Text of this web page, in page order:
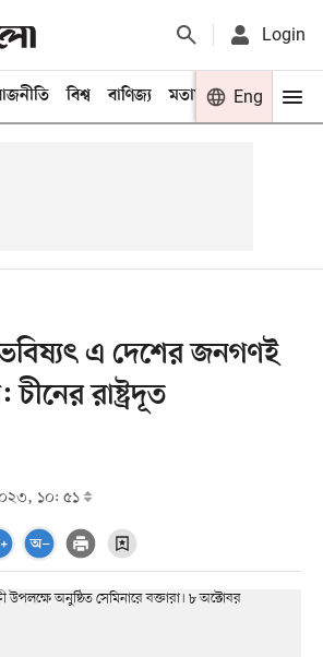
Login
বিশ্ব বাণিজ্য মতামত খেলা
Eng
এ দেশের জনগণই
চীনের রাষ্ট্রদূত
১০: ৫১